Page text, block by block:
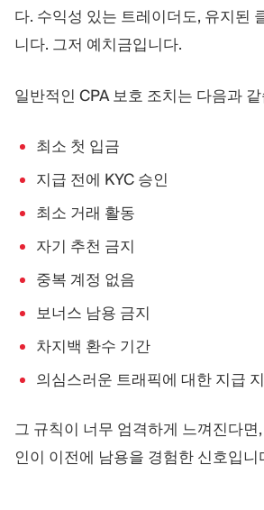
다. 수익성 있는 트레이더도, 유지된
니다. 그저 예치금입니다.
일반적인 CPA 보호 조치는 다음과
최소 첫 입금
지급 전에 KYC 승인
최소 거래 활동
자기 추천 금지
중복 계정 없음
보너스 남용 금지
차지백 환수 기간
의심스러운 트래픽에 대한 지급
그 규칙이 너무 엄격하게 느껴진다면
인이 이전에 남용을 경험한 신호입니